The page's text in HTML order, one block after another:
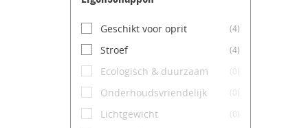
Geschikt voor oprit (4)
Stroef (4)
Ecologisch & duurzaam (0)
Onderhoudsvriendelijk (0)
Lichtgewicht (0)